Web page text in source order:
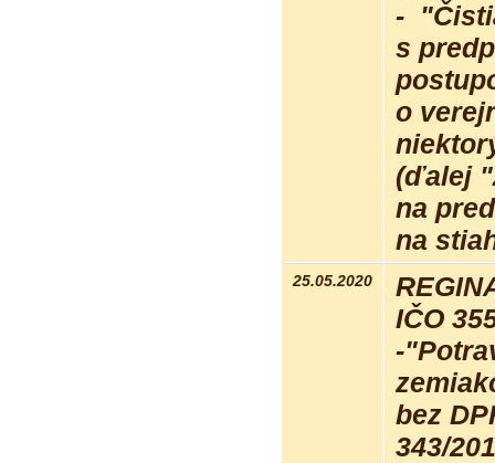
-
s
o
(ďalej
na
na
25.05.2020
IČO
-
bez
343/